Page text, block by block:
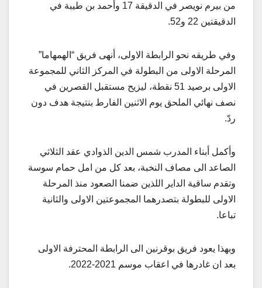
من بيرم نويصر في الدقيقة 17 وأحمد بن طيبة في
الدقيقتين 22 و52.
وفي طريقه نحو الرابطة الاولى، أنهى فريق “الهمهاما”
المرحلة الاولى من البطولة في المركز الثاني للمجموعة
الاولى برصيد 51 نقطة، ليزيح مستقبل القصرين في
نصف نهائي الملحق يوم الاثنين الفارط بنتيجة هدف دون
ردّ.
وأكمل أبناء المدرب شمس الدين الذوادي عقد الثلاثي
الصاعد الى مصاف النخبة، بعد كل من امل حمام سوسة
وتقدم ساقية الداير اللذين ضمنا الصعود منذ المرحلة
الاولى للبطولة بتصدرهما المجموعتين الاولى والثانية
تباعا.
وبهذا يعود فريق بوقرنين الى الرابطة المحترفة الاولى
بعد ان غادرها في اعقاب موسم 2021-2022.